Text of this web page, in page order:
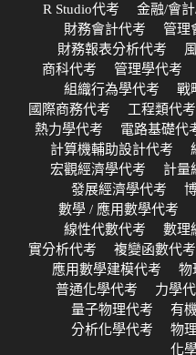
R Studio代考
金融/會
財務會計代考
管理
財務報表分析代考
商科代考
管理學代考
組織行為學代考
戰
國際商務代考
工程類代考
熱力學代考
電路基礎代
計算機輔助設計代考
宏觀經濟學代考
計量
發展經濟學代考
數學 / 應用數學代考
線性代數代考
數理
實分析代考
複變函數代考
應用數學建模代考
物
普通化學代考
力學
量子物理代考
有
分析化學代考
物
化